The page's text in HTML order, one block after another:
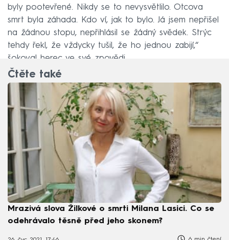
byly pootevřené. Nikdy se to nevysvětlilo. Otcova
smrt byla záhada. Kdo ví, jak to bylo. Já jsem nepřišel
na žádnou stopu, nepřihlásil se žádný svědek. Strýc
tehdy řekl, že vždycky tušil, že ho jednou zabijí,“
šokoval herec ve své zpovědi.
Čtěte také
Mrazivá slova Žilkové o smrti Milana Lasici. Co se
odehrávalo těsně před jeho skonem?